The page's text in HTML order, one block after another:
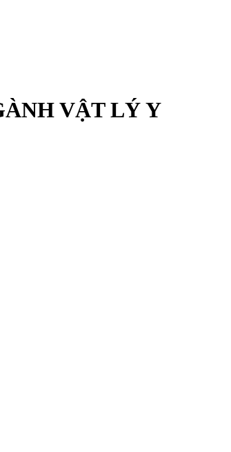
VẬT LÝ Y